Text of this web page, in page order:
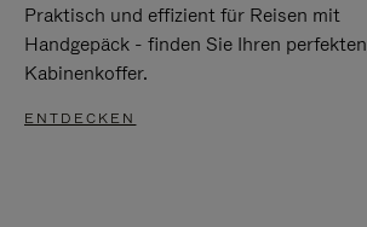
Praktisch und effizient für Reisen mit
Handgepäck - finden Sie Ihren perfekten
Kabinenkoffer.
ENTDECKEN